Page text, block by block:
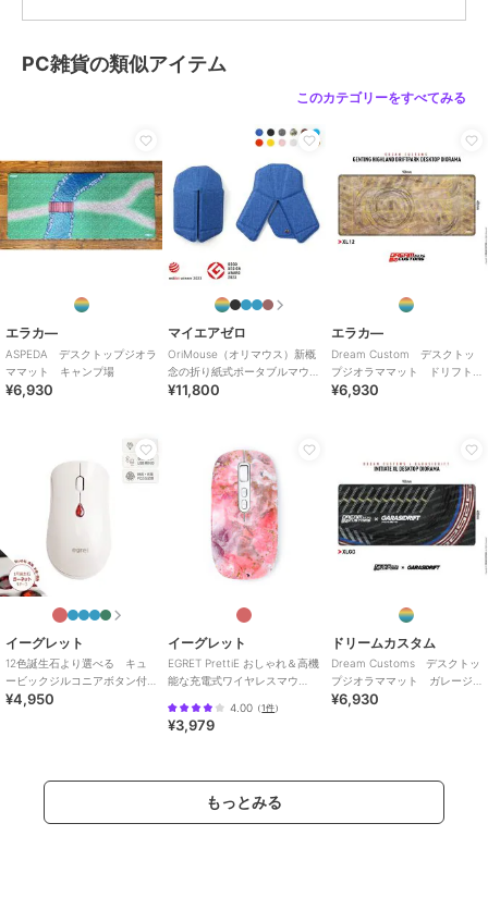
素材
表面：合成繊維、その他：ゴム
商品のお取り扱い方法
PC雑貨の類似アイテム
このカテゴリーをすべてみる
エラカ―
ASPEDA デスクトップジオラ
ママット キャンプ場
¥6,930
マイエアゼロ
OriMouse（オリマウス）新概
念の折り紙式ポータブルマウ
ス
¥11,800
エラカ―
Dream Custom デスクトッ
プジオラママット ドリフト
パーク
¥6,930
イーグレット
12色誕生石より選べる キュ
ービックジルコニアボタン付
きワイヤレスマウス
¥4,950
イーグレット
EGRET PrettiE おしゃれ＆高機
能な充電式ワイヤレスマウ
4.00 （1件）
¥3,979
ドリームカスタム
Dream Customs デスクトッ
プジオラママット ガレージ
ドリフトコラボ
¥6,930
もっとみる